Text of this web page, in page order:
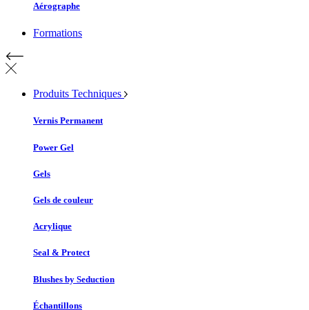
Aérographe
Formations
Produits Techniques
Vernis Permanent
Power Gel
Gels
Gels de couleur
Acrylique
Seal & Protect
Blushes by Seduction
Échantillons